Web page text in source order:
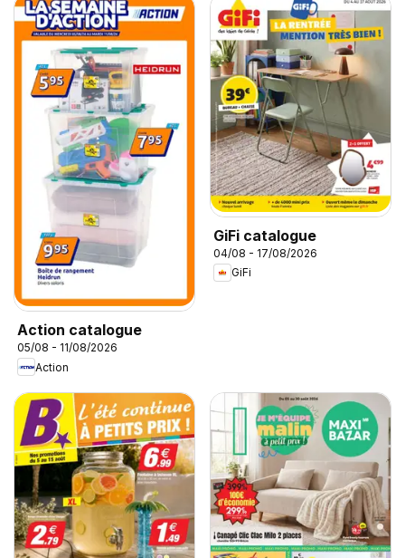
Action catalogue
05/08 - 11/08/2026
Action
GiFi catalogue
04/08 - 17/08/2026
GiFi